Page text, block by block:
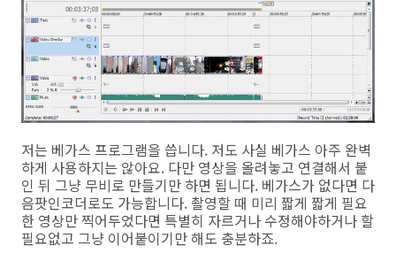
저는 베가스 프로그램을 씁니다. 저도 사실 베가스 아주 완벽
하게 사용하지는 않아요. 다만 영상을 올려놓고 연결해서 붙
인 뒤 그냥 무비로 만들기만 하면 됩니다. 베가스가 없다면 다
음팟인코더로도 가능합니다. 촬영할 때 미리 짧게 짧게 필요
한 영상만 찍어두었다면 특별히 자르거나 수정해야하거나 할
필요없고 그냥 이어붙이기만 해도 충분하죠.